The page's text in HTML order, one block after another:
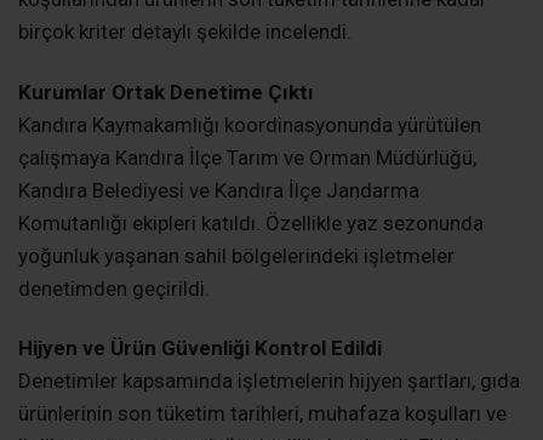
Kandıra Kaymakamlığı koordinesinde sahil bölgesinde
faaliyet gösteren işletmelere yönelik kapsamlı gıda
koşullarından ürünlerin son tüketim tarihlerine kadar
birçok kriter detaylı şekilde incelendi.